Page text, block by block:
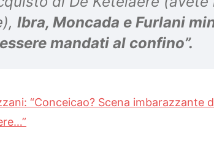
Ibra, Moncada e Furlani
mandati al confino”.
“Conceicao? Scena imbarazzante